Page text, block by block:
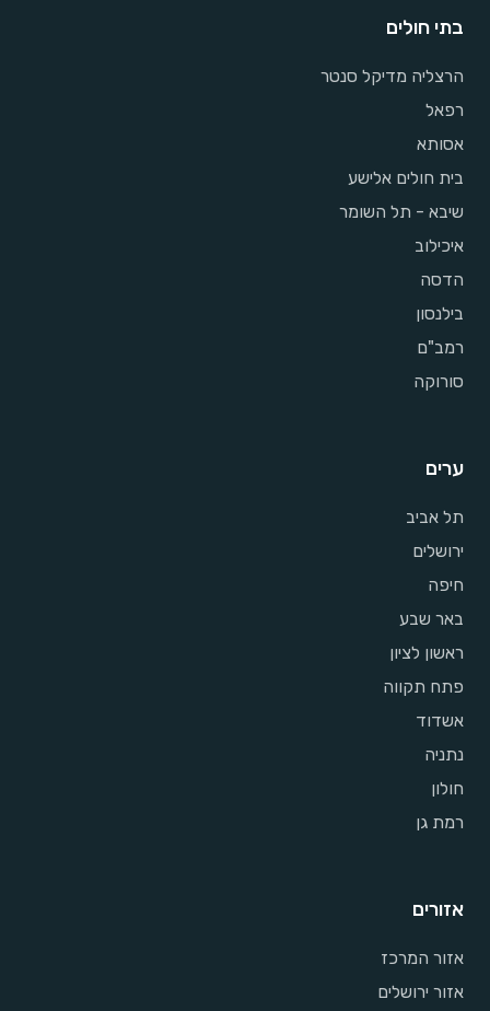
בתי חולים
הרצליה מדיקל סנטר
רפאל
אסותא
בית חולים אלישע
שיבא - תל השומר
איכילוב
הדסה
בילנסון
רמב"ם
סורוקה
ערים
תל אביב
ירושלים
חיפה
באר שבע
ראשון לציון
פתח תקווה
אשדוד
נתניה
חולון
רמת גן
אזורים
אזור המרכז
אזור ירושלים